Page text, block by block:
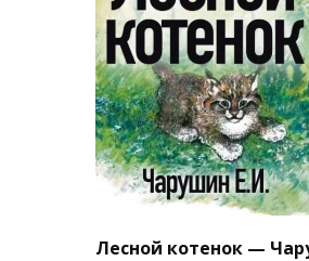
Лесной котенок —